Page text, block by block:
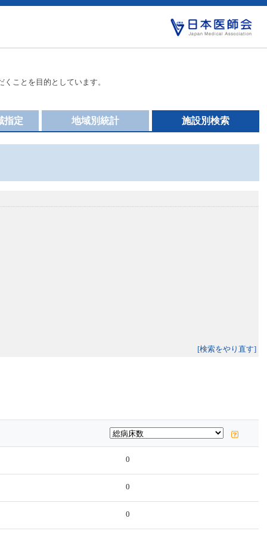
ことを目的としています。
施設別検索
地域別統計
指定
[検索をやり直す]
0
0
0